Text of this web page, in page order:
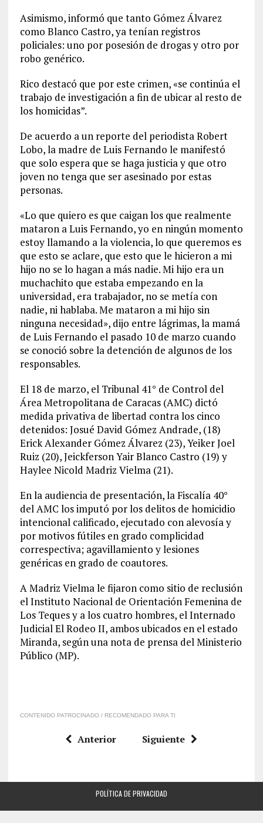
Asimismo, informó que tanto Gómez Álvarez
como Blanco Castro, ya tenían registros
policiales: uno por posesión de drogas y otro por
robo genérico.
Rico destacó que por este crimen, «se continúa el
trabajo de investigación a fin de ubicar al resto de
los homicidas”.
De acuerdo a un reporte del periodista Robert
Lobo, la madre de Luis Fernando le manifestó
que solo espera que se haga justicia y que otro
joven no tenga que ser asesinado por estas
personas.
«Lo que quiero es que caigan los que realmente
mataron a Luis Fernando, yo en ningún momento
estoy llamando a la violencia, lo que queremos es
que esto se aclare, que esto que le hicieron a mi
hijo no se lo hagan a más nadie. Mi hijo era un
muchachito que estaba empezando en la
universidad, era trabajador, no se metía con
nadie, ni hablaba. Me mataron a mi hijo sin
ninguna necesidad», dijo entre lágrimas, la mamá
de Luis Fernando el pasado 10 de marzo cuando
se conoció sobre la detención de algunos de los
responsables.
El 18 de marzo, el Tribunal 41° de Control del
Área Metropolitana de Caracas (AMC) dictó
medida privativa de libertad contra los cinco
detenidos: Josué David Gómez Andrade, (18)
Erick Alexander Gómez Álvarez (23), Yeiker Joel
Ruiz (20), Jeickferson Yair Blanco Castro (19) y
Haylee Nicold Madriz Vielma (21).
En la audiencia de presentación, la Fiscalía 40°
del AMC los imputó por los delitos de homicidio
intencional calificado, ejecutado con alevosía y
por motivos fútiles en grado complicidad
correspectiva; agavillamiento y lesiones
genéricas en grado de coautores.
A Madriz Vielma le fijaron como sitio de reclusión
el Instituto Nacional de Orientación Femenina de
Los Teques y a los cuatro hombres, el Internado
Judicial El Rodeo II, ambos ubicados en el estado
Miranda, según una nota de prensa del Ministerio
Público (MP).
CONTENIDO PATROCINADO / RECOMENDADO PARA TI
Anterior Siguiente
POLÍTICA DE PRIVACIDAD